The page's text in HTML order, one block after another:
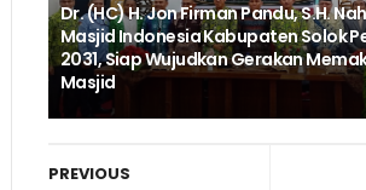
Dr. (HC) H. Jon Firman Pandu, S.H.
Masjid Indonesia Kabupaten Solok
2031, Siap Wujudkan Gerakan
Masjid
PREVIOUS